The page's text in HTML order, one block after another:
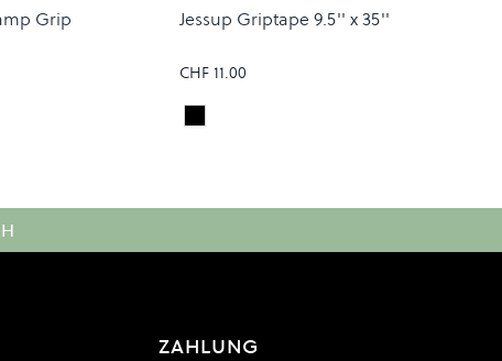
Grip Jessup Griptape 9.5'' x 35''
CHF 11.00
Colour
Black
ZAHLUNG